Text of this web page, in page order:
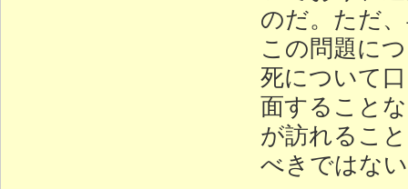
のだ。ただ
この問題に
死について
面すること
が訪れるこ
べきではな